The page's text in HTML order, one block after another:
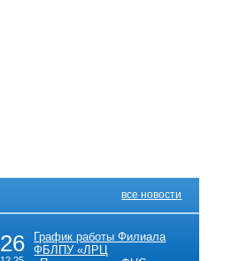
все новости
26
График работы Филиала
ФБЛПУ «ЛРЦ